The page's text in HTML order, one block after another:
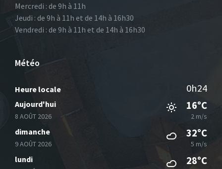
Mercredi : de 9h à 11h
Jeudi : de 9h à 11h et de 14h à 16h30
Vendredi : de 9h à 11h et de 14h à 16h30
Météo
Heure locale 0h24
Aujourd'hui
8 AOÛT 2026
16°C
2 m/s
dimanche
9 AOÛT 2026
32°C
5 m/s
lundi 28°C